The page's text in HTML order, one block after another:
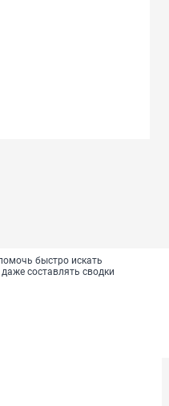
быстро искать
составлять сводки